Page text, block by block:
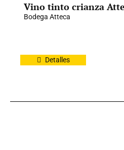
Vino tinto crianza
Bodega Atteca
Detalles